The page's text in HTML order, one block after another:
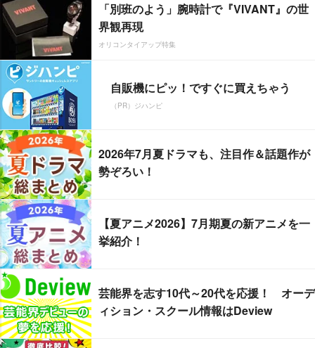
「別班のよう」腕時計で『VIVANT』の世
界観再現
オリコンタイアップ特集
自販機にピッ！ですぐに買えちゃう
（PR）ジハンピ
2026年7月夏ドラマも、注目作＆話題作が
勢ぞろい！
【夏アニメ2026】7月期夏の新アニメを一
挙紹介！
芸能界を志す10代～20代を応援！ オーデ
ィション・スクール情報はDeview